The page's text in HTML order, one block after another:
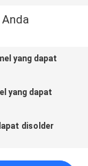
yang dapat
yang dapat
disolder